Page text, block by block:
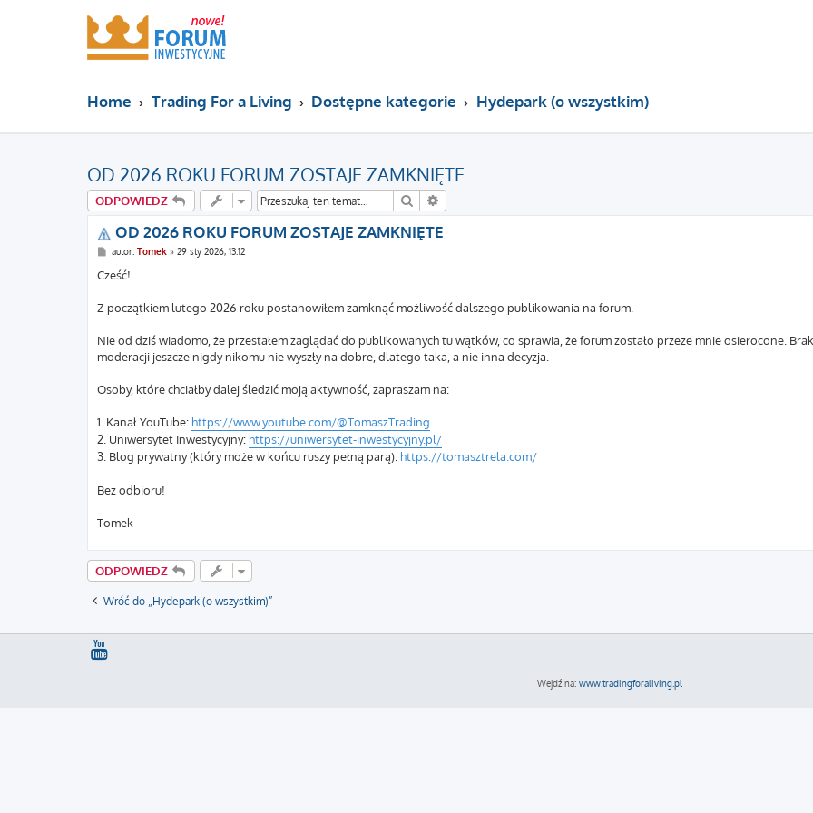
Home Trading For a Living Dostępne kategorie Hydepark (o wszystkim)
OD 2026 ROKU FORUM ZOSTAJE ZAMKNIĘTE
ODPOWIEDZ Szukaj
OD 2026 ROKU FORUM ZOSTAJE ZAMKNIĘTE
P
s
t
autor: Tomek» 29 sty 2026, 13:12
Cześć!
Z początkiem lutego 2026 roku postanowiłem zamknąć możliwość dalszego publikowania na forum.
Nie od dziś wiadomo, że przestałem zaglądać do publikowanych tu wątków, co sprawia, że forum zostało przeze mnie osierocone.
moderacji jeszcze nigdy nikomu nie wyszły na dobre, dlatego taka, a nie inna decyzja.
Osoby, które chciałby dalej śledzić moją aktywność, zapraszam na:
1. Kanał YouTube: https://www.youtube.com/@TomaszTrading
2. Uniwersytet Inwestycyjny: https://uniwersytet-inwestycyjny.pl/
3. Blog prywatny (który może w końcu ruszy pełną parą): https://tomasztrela.com/
Bez odbioru!
Tomek
ODPOWIEDZ
Wróć do „Hydepark (o wszystkim)”
Wejdź na: www.tradingforaliving.pl